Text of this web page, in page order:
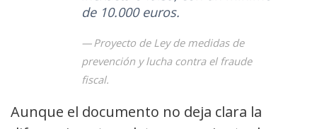
de 10.000 euros.
Proyecto de Ley de medidas de
prevención y lucha contra el fraude
fiscal.
Aunque el documento no deja clara la